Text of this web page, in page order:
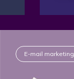
E-mail